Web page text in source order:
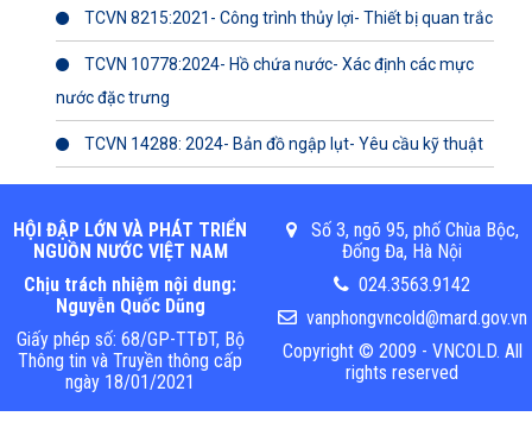
TCVN 8215:2021- Công trình thủy lợi- Thiết bị quan trắc
TCVN 10778:2024- Hồ chứa nước- Xác định các mực
nước đặc trưng
TCVN 14288: 2024- Bản đồ ngập lụt- Yêu cầu kỹ thuật
HỘI ĐẬP LỚN VÀ PHÁT TRIỂN
NGUỒN NƯỚC VIỆT NAM
Chịu trách nhiệm nội dung:
Nguyễn Quốc Dũng
Giấy phép số: 68/GP-TTĐT, Bộ
Thông tin và Truyền thông cấp
ngày 18/01/2021
Số 3, ngõ 95, phố Chùa Bộc,
Đống Đa, Hà Nội
024.3563.9142
vanphongvncold@mard.gov.vn
Copyright © 2009 - VNCOLD. All
rights reserved